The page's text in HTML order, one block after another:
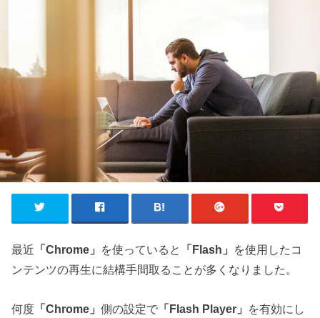
最近 「Chrome」 を使っていると 「Flash」 を使用したコ
ンテンツの再生に結構手間取ることが多くなりました。
何度 「Chrome」側の設定で 「Flash Player」 を有効にし